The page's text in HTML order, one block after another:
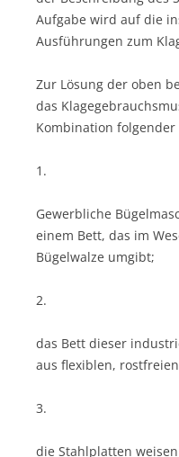
Aufgabe wird auf die
Ausführungen zum
Zur Lösung der oben
das
Kombination folgender
1.
Gewerbliche
einem Bett, das im
Bügelwalze umgibt;
2.
das Bett dieser
aus flexiblen,
3.
die Stahlplatten